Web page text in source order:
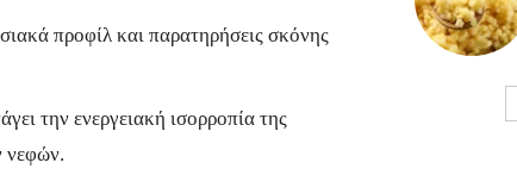
προφίλ και παρατηρήσεις σκόνης
την ενεργειακή ισορροπία της
νεφών.